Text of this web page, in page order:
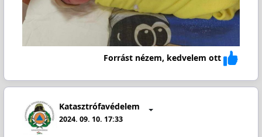
Forrást nézem, kedvelem ott
Katasztrófavédelem
2024. 09. 10. 17:33